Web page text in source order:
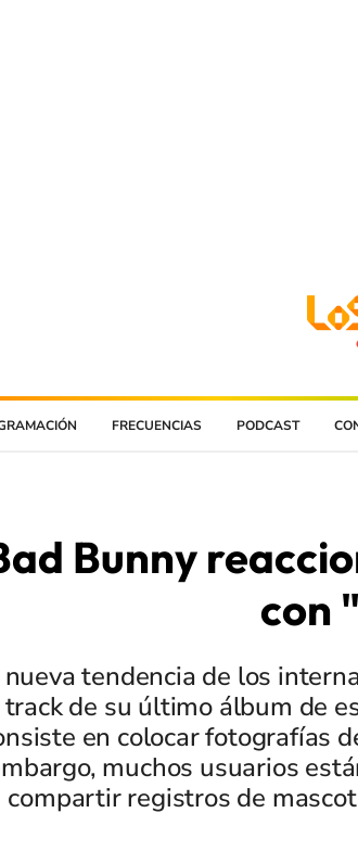
FRECUENCIAS PODCAST
Bunny
con
nueva tendencia de los
track de su último álbum de
en colocar fotografías
muchos usuarios
compartir registros de